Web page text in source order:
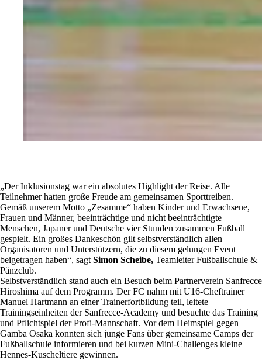
„Der Inklusionstag war ein absolutes Highlight der Reise. Alle
Teilnehmer hatten große Freude am gemeinsamen Sporttreiben.
Gemäß unserem Motto „Zesamme“ haben Kinder und Erwachsene,
Frauen und Männer, beeinträchtige und nicht beeinträchtigte
Menschen, Japaner und Deutsche vier Stunden zusammen Fußball
gespielt. Ein großes Dankeschön gilt selbstverständlich allen
Organisatoren und Unterstützern, die zu diesem gelungen Event
beigetragen haben“, sagt Simon Scheibe, Teamleiter Fußballschule &
Pänzclub.
Selbstverständlich stand auch ein Besuch beim Partnerverein Sanfrecce
Hiroshima auf dem Programm. Der FC nahm mit U16-Cheftrainer
Manuel Hartmann an einer Trainerfortbildung teil, leitete
Trainingseinheiten der Sanfrecce-Academy und besuchte das Training
und Pflichtspiel der Profi-Mannschaft. Vor dem Heimspiel gegen
Gamba Osaka konnten sich junge Fans über gemeinsame Camps der
Fußballschule informieren und bei kurzen Mini-Challenges kleine
Hennes-Kuscheltiere gewinnen.